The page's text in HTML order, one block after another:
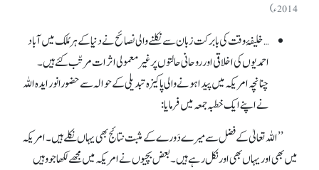
2014ء)
… خلیفۂ وقت کی بابرکت زبان سے نکلنے والی نصائح نے دنیا کے ہر مُلک میں آباد
احمدیوں کی اخلاقی اور روحانی حالتوں پر غیرمعمولی اثرات مرتّب کئے ہیں۔
چنانچہ امریکہ میں پیدا ہونے والی پاکیزہ تبدیلی کے حوالہ سے حضورانور ایدہ اللہ
نے اپنے ایک خطبہ جمعہ میں فرمایا:
’’اللہ تعالیٰ کے فضل سے میرے دَورے کے مثبت نتائج بھی یہاں نکلے ہیں۔ امریکہ
میں بھی اور یہاں بھی اور نکل رہے ہیں۔ بعض بچیوں نے امریکہ میں مجھے لکھا جو وہیں